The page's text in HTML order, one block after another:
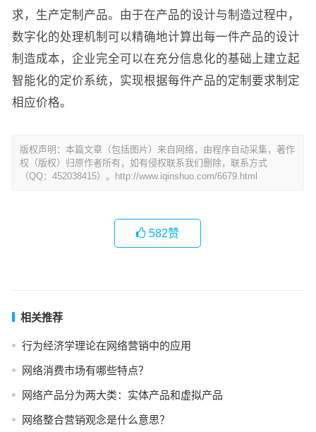
求，生产定制产品。由于在产品的设计与制造过程中，
数字化的处理机制可以精确地计算出每一件产品的设计
制造成本，企业完全可以在充分信息化的基础上建立起
智能化的定价系统，实现根据每件产品的定制要求制定
相应价格。
版权声明：本篇文章（包括图片）来自网络，由程序自动采集，著作
权（版权）归原作者所有，如有侵权联系我们删除，联系方式
（QQ：452038415）。http://www.iqinshuo.com/6679.html
582赞
相关推荐
行为经济学理论在网络营销中的应用
网络消费市场有哪些特点？
网络产品分为两大类：实体产品和虚拟产品
网络整合营销观念是什么意思？